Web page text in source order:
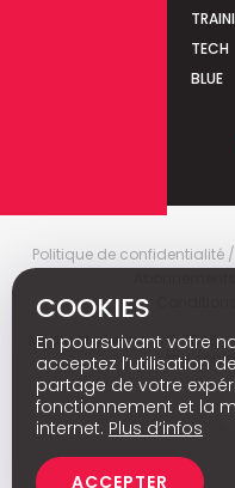
TECH
BLUE
Politique de confidentialité
Media Marketingc © 2026 -
the
COOKIES
En poursuivant votre
acceptez l’utilisation
partage de votre
fonctionnement et la
internet. Plus d’infos
ACCEPTER